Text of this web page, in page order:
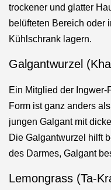
trockener und glatter
belüfteten Bereich oder
Kühlschrank lagern.
Galgantwurzel
Ein Mitglied der
Form ist ganz anders
jungen Galgant mit
Die Galgantwurzel hilft
des Darmes, Galgant
Lemongrass (Ta-